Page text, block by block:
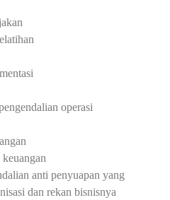
operasi
anti penyuapan yang
dan rekan bisnisnya